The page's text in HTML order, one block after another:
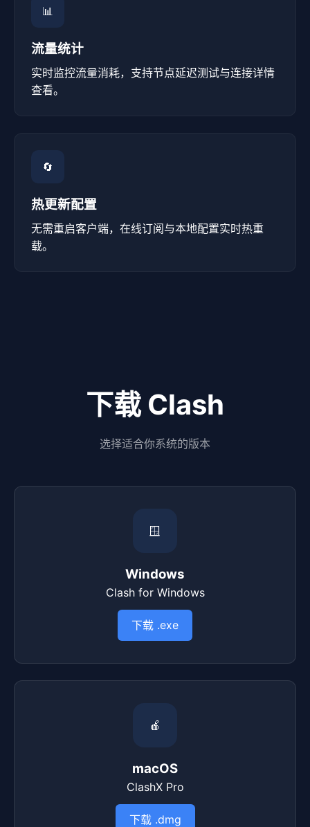
📊
流量统计
实时监控流量消耗，支持节点延迟测试与连接详情
查看。
🔄
热更新配置
无需重启客户端，在线订阅与本地配置实时热重
载。
下载 Clash
选择适合你系统的版本
🪟
Windows
Clash for Windows
下载 .exe
🍎
macOS
ClashX Pro
下载 .dmg